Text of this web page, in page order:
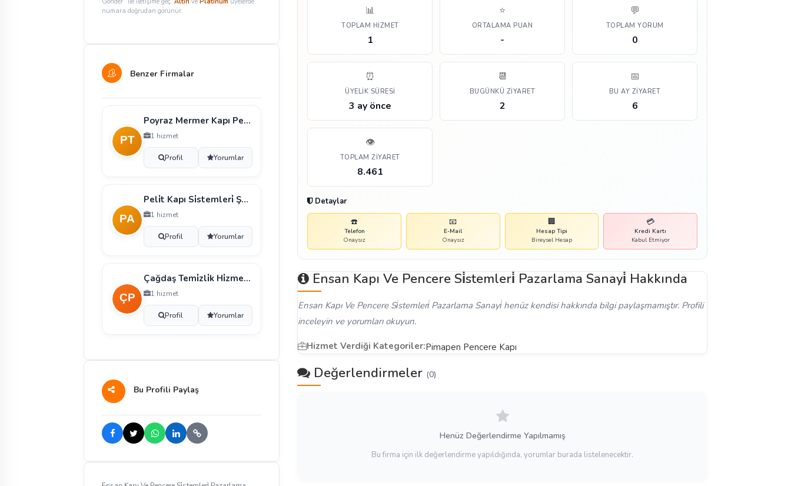
numara doğrudan görünür.
Benzer Firmalar
Poyraz Mermer Kapı Pencere Si̇stemleri̇ Cam İnşaat T
1 hizmet
Profil Yorumlar
Peli̇t Kapı Si̇stemleri̇ Şükür Altınova
1 hizmet
Profil Yorumlar
Çağdaş Temi̇zli̇k Hi̇zmetleri̇ Gıda Maddeleri̇ Kapı Pen
1 hizmet
Profil Yorumlar
Bu Profili Paylaş
📊
TOPLAM HIZMET
1
⭐
ORTALAMA PUAN
-
💬
TOPLAM YORUM
0
⏰
ÜYELIK SÜRESI
3 ay önce
📆
BUGÜNKÜ ZIYARET
2
📅
BU AY ZIYARET
6
👁️
TOPLAM ZIYARET
8.461
Detaylar
☎️
Telefon
Onaysız
📧
E-Mail
Onaysız
🏢
Hesap Tipi
Bireysel Hesap
💳
Kredi Kartı
Kabul Etmiyor
Ensan Kapı Ve Pencere Si̇stemleri̇ Pazarlama Sanayi̇ Hakkında
Ensan Kapı Ve Pencere Si̇stemleri̇ Pazarlama Sanayi̇ henüz kendisi hakkında bilgi paylaşmamıştır. Profili
inceleyin ve yorumları okuyun.
Hizmet Verdiği Kategoriler:Pimapen Pencere Kapı
Değerlendirmeler (0)
Henüz Değerlendirme Yapılmamış
Bu firma için ilk değerlendirme yapıldığında, yorumlar burada listelenecektir.